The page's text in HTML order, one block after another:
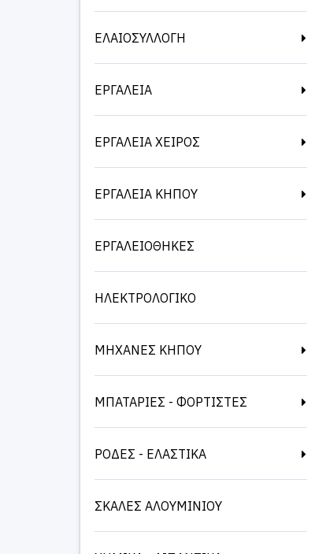
ΕΛΑΙΟΣΥΛΛΟΓΗ
ΕΡΓΑΛΕΙΑ
ΕΡΓΑΛΕΙΑ ΧΕΙΡΟΣ
ΕΡΓΑΛΕΙΑ ΚΗΠΟΥ
ΕΡΓΑΛΕΙΟΘΗΚΕΣ
ΗΛΕΚΤΡΟΛΟΓΙΚΟ
ΜΗΧΑΝΕΣ ΚΗΠΟΥ
ΜΠΑΤΑΡΙΕΣ - ΦΟΡΤΙΣΤΕΣ
ΡΟΔΕΣ - ΕΛΑΣΤΙΚΑ
ΣΚΑΛΕΣ ΑΛΟΥΜΙΝΙΟΥ